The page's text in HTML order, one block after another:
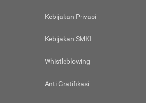
Kebijakan Privasi
Kebijakan SMKI
Whistleblowing
Anti Gratifikasi